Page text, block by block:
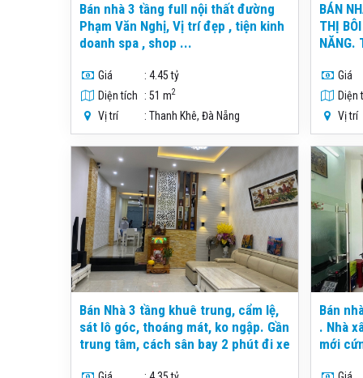
Bán nhà 3 tầng full nội thất đường
Phạm Văn Nghị, Vị trí đẹp , tiện kinh
doanh spa , shop ...
Giá
: 4.45 tỷ
Diện tích
: 51 m2
Vị trí : Thanh Khê, Đà Nẵng
BÁN
THỊ
NĂNG.
Giá
Diện
Vị trí
Bán Nhà 3 tầng khuê trung, cẩm lệ,
sát lô góc, thoáng mát, ko ngập. Gần
trung tâm, cách sân bay 2 phút đi xe
Bán
. Nhà
mới